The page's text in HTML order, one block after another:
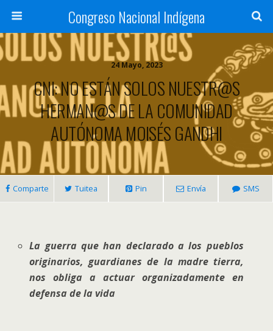
Congreso Nacional Indígena
24 Mayo, 2023
CNI: NO ESTÁN SOLOS NUESTR@S
HERMAN@S DE LA COMUNIDAD
AUTÓNOMA MOISÉS GANDHI
Comparte Tuitea Pin Envía SMS
La guerra que han declarado a los pueblos
originarios, guardianes de la madre tierra,
nos obliga a actuar organizadamente en
defensa de la vida